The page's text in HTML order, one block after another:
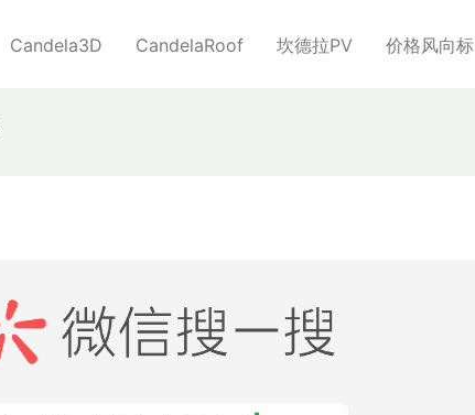
Candela3D CandelaRoof 坎德拉PV 价格风向标